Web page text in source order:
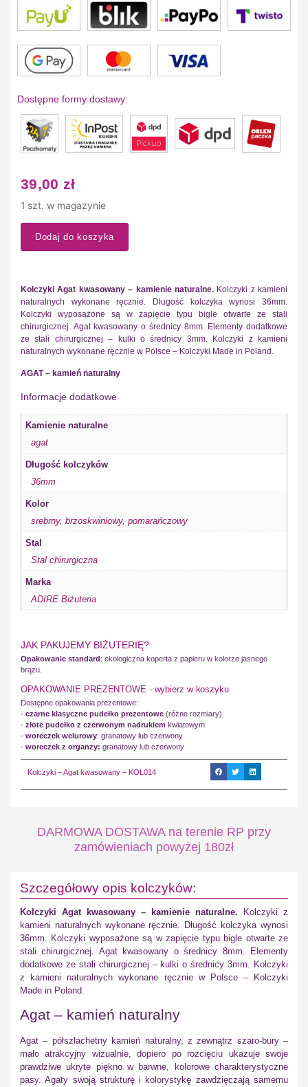
Dostępne formy dostawy:
39,00 zł
1 szt. w magazynie
Dodaj do koszyka
Kolczyki Agat kwasowany – kamienie naturalne.Kolczyki z kamieni
naturalnych wykonane ręcznie. Długość kolczyka wynosi 36mm.
Kolczyki wyposażone są w zapięcie typu bigle otwarte ze stali
chirurgicznej. Agat kwasowany o średnicy 8mm. Elementy dodatkowe
ze stali chirurgicznej – kulki o średnicy 3mm. Kolczyki z kamieni
naturalnych wykonane ręcznie w Polsce – Kolczyki Made in Poland.
AGAT – kamień naturalny
Informacje dodatkowe
Kamienie naturalne
agat
Długość kolczyków
36mm
Kolor
srebrny, brzoskwiniowy, pomarańczowy
Stal
Stal chirurgiczna
Marka
ADIRE Biżuteria
JAK PAKUJEMY BIŻUTERIĘ?
Opakowanie standard: ekologiczna koperta z papieru w kolorze jasnego
brązu.
OPAKOWANIE PREZENTOWE - wybierz w koszyku
Dostępne opakowania prezentowe:
- czarne klasyczne pudełko prezentowe (różne rozmiary)
- złote pudełko z czerwonym nadrukiem kwiatowym
- woreczek welurowy: granatowy lub czerwony
- woreczek z organzy: granatowy lub czerwony
Kolczyki – Agat kwasowany – KOL014
DARMOWA DOSTAWA na terenie RP przy
zamówieniach powyżej 180zł
Szczegółowy opis kolczyków:
Kolczyki Agat kwasowany – kamienie naturalne. Kolczyki z
kamieni naturalnych wykonane ręcznie. Długość kolczyka wynosi
36mm. Kolczyki wyposażone są w zapięcie typu bigle otwarte ze
stali chirurgicznej. Agat kwasowany o średnicy 8mm. Elementy
dodatkowe ze stali chirurgicznej – kulki o średnicy 3mm. Kolczyki
z kamieni naturalnych wykonane ręcznie w Polsce – Kolczyki
Made in Poland.
Agat – kamień naturalny
Agat – półszlachetny kamień naturalny, z zewnątrz szaro-bury –
mało atrakcyjny wizualnie, dopiero po rozcięciu ukazuje swoje
prawdziwe ukryte piękno w barwne, kolorowe charakterystyczne
pasy. Agaty swoją strukturę i kolorystykę zawdzięczają samemu